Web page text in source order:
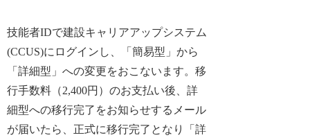
技能者IDで建設キャリアアップシステム
(CCUS)にログインし、「簡易型」から
「詳細型」への変更をおこないます。移
行手数料（2,400円）のお支払い後、詳
細型への移行完了をお知らせするメール
が届いたら、正式に移行完了となり「詳